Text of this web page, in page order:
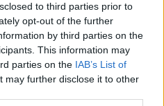
to third parties prior to
opt-out of the further
by third parties on the
This information may
parties on the IAB’s List of
may further disclose it to other